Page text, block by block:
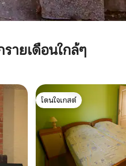
ายเดือนใกล้ๆ
โดนใจเกสต์
โดนใจเกสต์